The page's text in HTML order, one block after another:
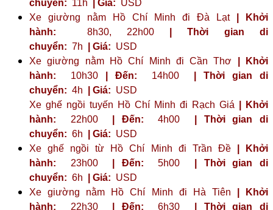
chuyển: 11h | Giá: USD
Xe giường nằm Hồ Chí Minh đi Đà Lạt
| Khởi
hành: 8h30, 22h00
| Thời gian di
chuyển: 7h | Giá: USD
Xe giường nằm Hồ Chí Minh đi Cần Thơ
| Khởi
hành: 10h30 | Đến: 14h00
| Thời gian di
chuyển: 4h | Giá: USD
Xe ghế ngồi tuyến Hồ Chí Minh đi Rạch Giá
| Khởi
hành: 22h00 | Đến: 4h00
| Thời gian di
chuyển: 6h | Giá: USD
Xe ghế ngồi từ Hồ Chí Minh đi Trần Đề
| Khởi
hành: 23h00 | Đến: 5h00
| Thời gian di
chuyển: 6h | Giá: USD
Xe giường nằm Hồ Chí Minh đi Hà Tiên
| Khởi
hành: 22h30 | Đến: 6h30
| Thời gian di